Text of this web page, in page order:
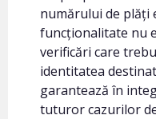
numărului de plăți
funcționalitate nu
verificări care
identitatea
garantează în
tuturor cazurilor